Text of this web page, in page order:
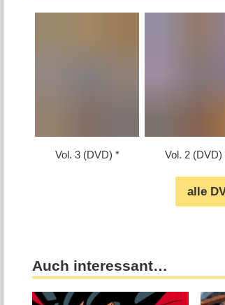
Vol. 3 (DVD) Vol. 2 (DVD)
alle
Auch interessant…